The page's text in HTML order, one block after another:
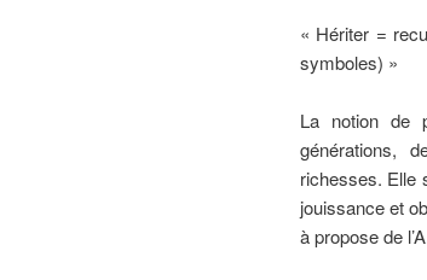
« Hériter =
symboles) »
La notion de
générations,
richesses. Elle
jouissance et
à propose de